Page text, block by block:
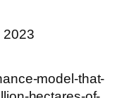
2023